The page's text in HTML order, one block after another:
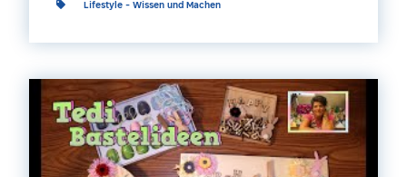
Lifestyle - Wissen und Machen